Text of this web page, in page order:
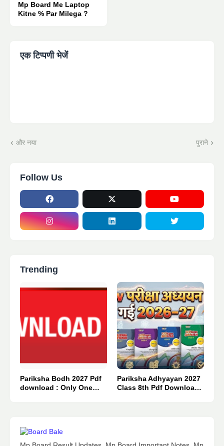
Mp Board Me Laptop
Kitne % Par Milega ?
एक टिप्पणी भेजें
और नया पुराने
Follow Us
Trending
Pariksha Bodh 2027 Pdf
download : Only One
Pariksha Adhyayan 2027
Class 8th Pdf Download :